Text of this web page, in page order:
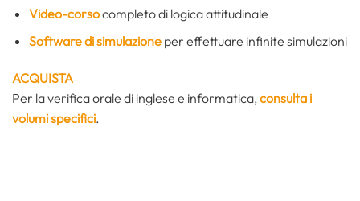
Video-corsocompleto di logica attitudinale
Software di simulazioneper effettuare infinite simulazioni
ACQUISTA
Per la verifica orale di inglese e informatica,consulta i
volumi specifici.